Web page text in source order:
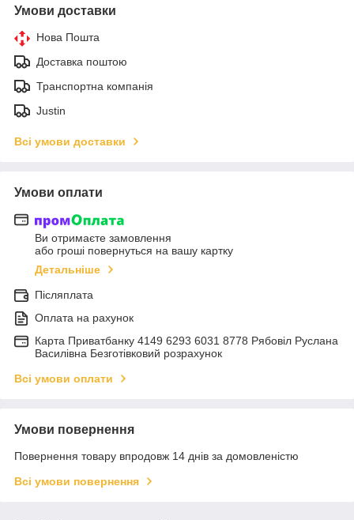
Умови доставки
Нова Пошта
Доставка поштою
Транспортна компанія
Justin
Всі умови доставки
Умови оплати
Ви отримаєте замовлення
або гроші повернуться на вашу картку
Детальніше
Післяплата
Оплата на рахунок
Карта Приватбанку 4149 6293 6031 8778 Рябовіл Руслана
Василівна Безготівковий розрахунок
Всі умови оплати
Умови повернення
Повернення товару впродовж 14 днів за домовленістю
Всі умови повернення